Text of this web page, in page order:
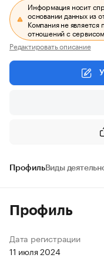
Информация носит
основании данных из
Компания не является
отношений с
Редактировать описание
ПрофильВиды
Профиль
Дата регистрации
11 июля 2024